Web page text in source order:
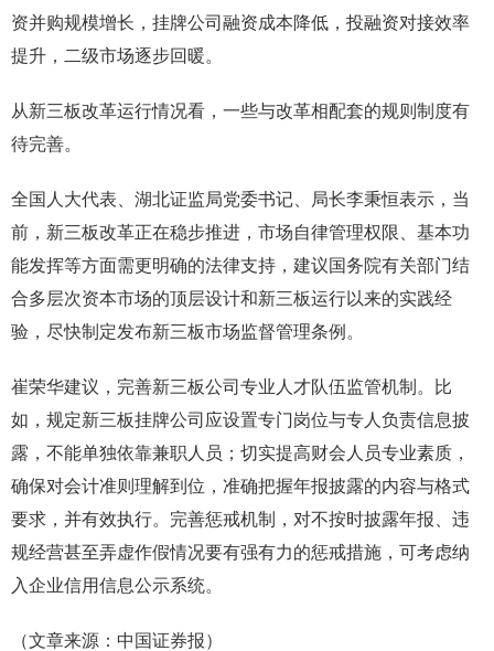
资并购规模增长，挂牌公司融资成本降低，投融资对接效率
提升，二级市场逐步回暖。
从新三板改革运行情况看，一些与改革相配套的规则制度有
待完善。
全国人大代表、湖北证监局党委书记、局长李秉恒表示，当
前，新三板改革正在稳步推进，市场自律管理权限、基本功
能发挥等方面需更明确的法律支持，建议国务院有关部门结
合多层次资本市场的顶层设计和新三板运行以来的实践经
验，尽快制定发布新三板市场监督管理条例。
崔荣华建议，完善新三板公司专业人才队伍监管机制。比
如，规定新三板挂牌公司应设置专门岗位与专人负责信息披
露，不能单独依靠兼职人员；切实提高财会人员专业素质，
确保对会计准则理解到位，准确把握年报披露的内容与格式
要求，并有效执行。完善惩戒机制，对不按时披露年报、违
规经营甚至弄虚作假情况要有强有力的惩戒措施，可考虑纳
入企业信用信息公示系统。
（文章来源：中国证券报）